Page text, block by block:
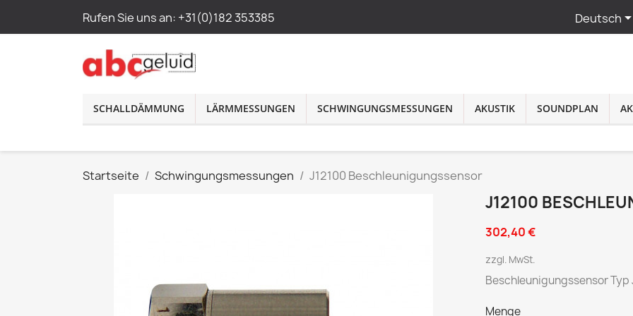
Rufen Sie uns an: +31(0)182 353385 Deutsch
SCHALLDÄMMUNG LÄRMMESSUNGEN SCHWINGUNGSMESSUNGEN AKUSTIK SOUNDPLAN
Startseite Schwingungsmessungen J12100 Beschleunigungssensor
J12100
302,40 €
zzgl. MwSt.
Beschleunigungssensor Typ
Menge